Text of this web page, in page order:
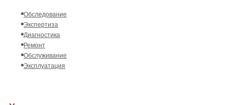
Обследование
Экспертиза
Диагностика
Ремонт
Обслуживание
Эксплуатация